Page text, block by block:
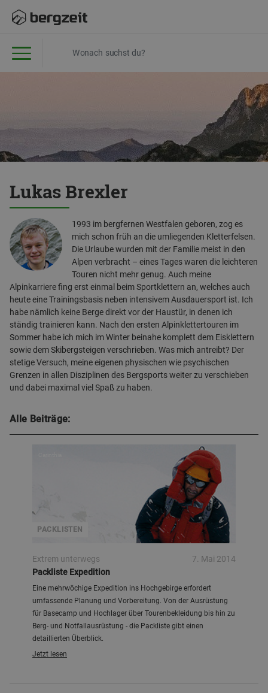
Lukas Brexler
1993 im bergfernen Westfalen geboren, zog es
mich schon früh an die umliegenden Kletterfelsen.
Die Urlaube wurden mit der Familie meist in den
Alpen verbracht – eines Tages waren die leichteren
Touren nicht mehr genug. Auch meine
Alpinkarriere fing erst einmal beim Sportklettern an, welches auch
heute eine Trainingsbasis neben intensivem Ausdauersport ist. Ich
habe nämlich keine Berge direkt vor der Haustür, in denen ich
ständig trainieren kann. Nach den ersten Alpinklettertouren im
Sommer habe ich mich im Winter beinahe komplett dem Eisklettern
sowie dem Skibergsteigen verschrieben. Was mich antreibt? Der
stetige Versuch, meine eigenen physischen wie psychischen
Grenzen in allen Disziplinen des Bergsports weiter zu verschieben
und dabei maximal viel Spaß zu haben.
Alle Beiträge:
PACKLISTEN
Extrem unterwegs
7. Mai 2014
Packliste Expedition
Eine mehrwöchige Expedition ins Hochgebirge erfordert
umfassende Planung und Vorbereitung. Von der Ausrüstung
für Basecamp und Hochlager über Tourenbekleidung bis hin zu
Berg- und Notfallausrüstung - die Packliste gibt einen
detaillierten Überblick.
Jetzt lesen